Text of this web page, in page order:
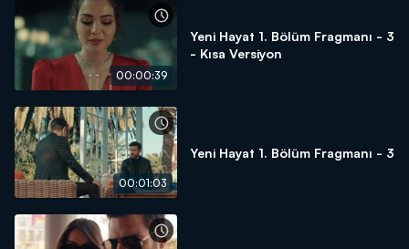
00:00:39
Yeni Hayat 1. Bölüm Fragmanı - 3
- Kısa Versiyon
00:01:03
Yeni Hayat 1. Bölüm Fragmanı - 3